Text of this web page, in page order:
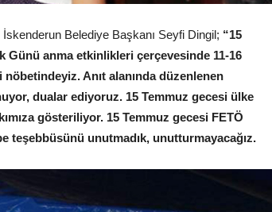
Belediye Başkanı Seyfi Dingil; “15
anma etkinlikleri çerçevesinde 11-16
Anıt alanında düzenlenen
dualar ediyoruz. 15 Temmuz gecesi ülke
gösteriliyor. 15 Temmuz gecesi FETÖ
teşebbüsünü unutmadık, unutturmayacağız.